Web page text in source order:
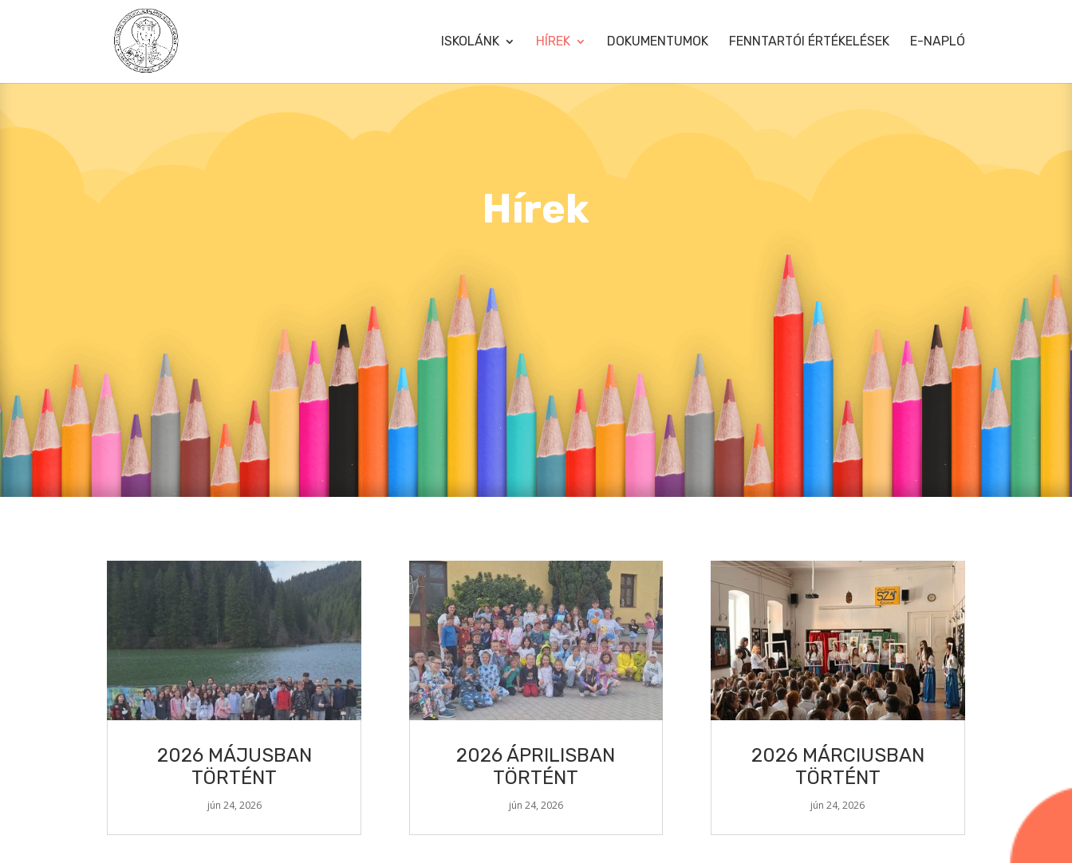
ISKOLÁNK HÍREK DOKUMENTUMOK FENNTARTÓI ÉRTÉKELÉSEK E-NAPLÓ
Hírek
2026 MÁJUSBAN
TÖRTÉNT
jún 24, 2026
2026 ÁPRILISBAN
TÖRTÉNT
jún 24, 2026
2026 MÁRCIUSBAN
TÖRTÉNT
jún 24, 2026